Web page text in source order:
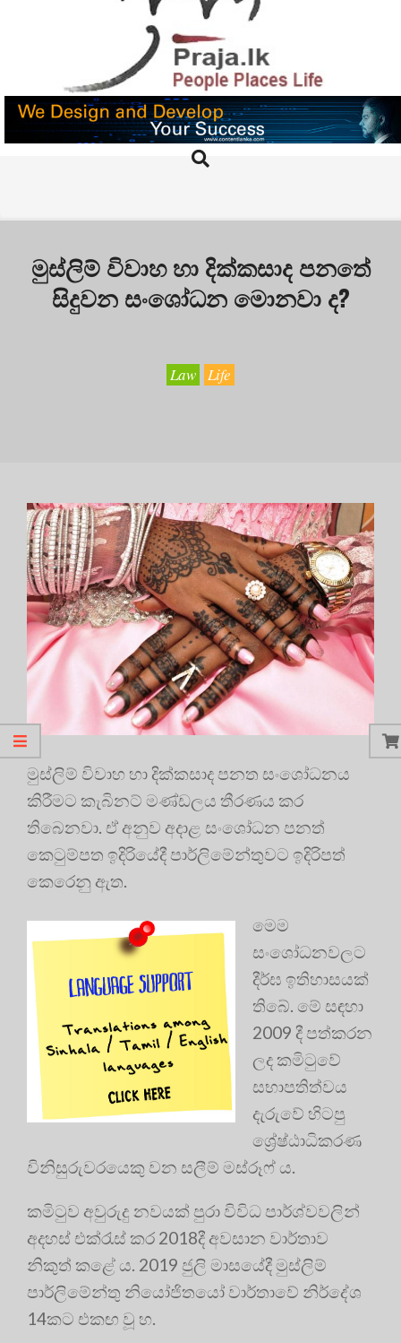
PRAJA.LK
Search
මුස්ලිම් විවාහ හා දික්කසාද පනතේ
සිදුවන සංශෝධන මොනවා ද?
Law Life
මුස්ලිම් විවාහ හා දික්කසාද පනත සංශෝධනය
කිරීමට කැබිනට් මණ්ඩලය තීරණය කර
තිබෙනවා. ඒ අනුව අදාළ සංශෝධන පනත්
කෙටුම්පත ඉදිරියේදී පාර්ලිමේන්තුවට ඉදිරිපත්
කෙරෙනු ඇත.
මෙම
සංශෝධනවලට
දීර්ඝ ඉතිහාසයක්
තිබේ. මේ සඳහා
2009 දී පත්කරන
ලද කමිටුවේ
සභාපතිත්වය
දැරුවේ හිටපු
ශ්‍රේෂ්ඨාධිකරණ
විනිසුරුවරයෙකු වන සලීම් මස්රූෆ් ය.
කමිටුව අවුරුදු නවයක් පුරා විවිධ පාර්ශ්වවලින්
අදහස් එක්රැස් කර 2018දී අවසාන වාර්තාව
නිකුත් කළේ ය. 2019 ජුලි මාසයේදී මුස්ලිම්
පාර්ලිමේන්තු නියෝජිතයෝ වාර්තාවේ නිර්දේශ
14කට එකඟ වූ හ.